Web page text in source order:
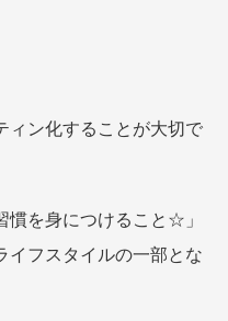
ン化することが大切で
慣を身につけること☆」
イフスタイルの一部とな